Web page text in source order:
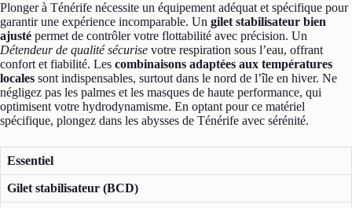
Plonger à Ténérife nécessite un équipement adéquat et spécifique pour
garantir une expérience incomparable. Un gilet stabilisateur bien
ajusté permet de contrôler votre flottabilité avec précision. Un
Détendeur de qualité sécurise votre respiration sous l’eau, offrant
confort et fiabilité. Les combinaisons adaptées aux températures
locales sont indispensables, surtout dans le nord de l’île en hiver. Ne
négligez pas les palmes et les masques de haute performance, qui
optimisent votre hydrodynamisme. En optant pour ce matériel
spécifique, plongez dans les abysses de Ténérife avec sérénité.
Essentiel
Gilet stabilisateur (BCD)